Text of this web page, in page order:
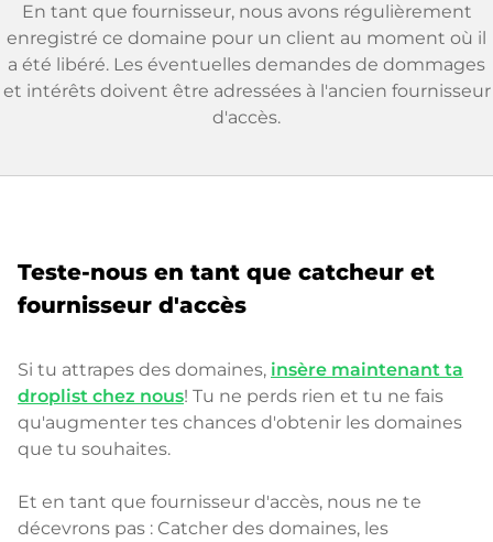
En tant que fournisseur, nous avons régulièrement
enregistré ce domaine pour un client au moment où il
a été libéré. Les éventuelles demandes de dommages
et intérêts doivent être adressées à l'ancien fournisseur
d'accès.
Teste-nous en tant que catcheur et
fournisseur d'accès
Si tu attrapes des domaines, insère maintenant ta
droplist chez nous! Tu ne perds rien et tu ne fais
qu'augmenter tes chances d'obtenir les domaines
que tu souhaites.
Et en tant que fournisseur d'accès, nous ne te
décevrons pas : Catcher des domaines, les